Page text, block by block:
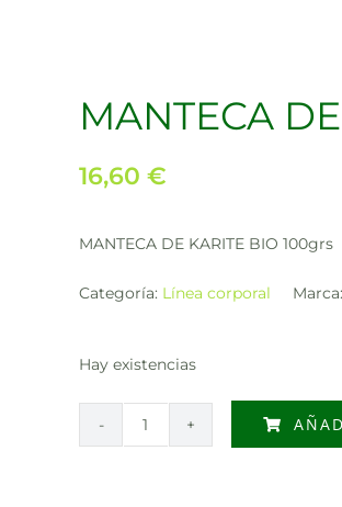
MANTECA
16,60 €
MANTECA DE KARITE BIO 100grs
Categoría: Línea corporal Marca:
Hay existencias
MANTECA